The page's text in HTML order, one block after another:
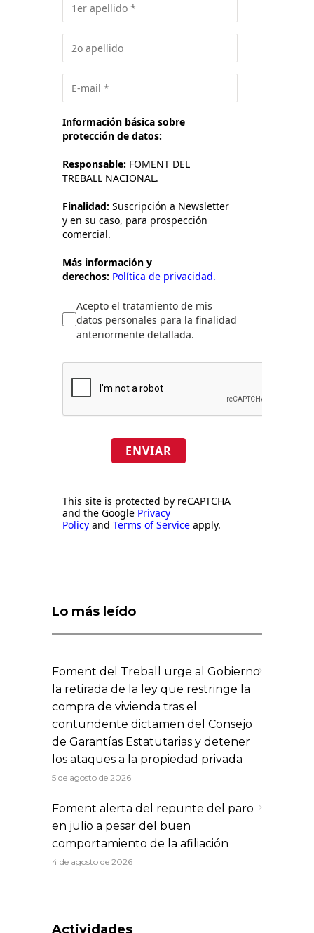
Información básica sobre
protección de datos:
Responsable: FOMENT DEL
TREBALL NACIONAL.
Finalidad: Suscripción a Newsletter
y en su caso, para prospección
comercial.
Más información y
derechos: Política de privacidad.
Acepto el tratamiento de mis
datos personales para la finalidad
anteriormente detallada.
ENVIAR
This site is protected by reCAPTCHA
and the Google Privacy
Policy and Terms of Service apply.
Lo más leído
Foment del Treball urge al Gobierno
la retirada de la ley que restringe la
compra de vivienda tras el
contundente dictamen del Consejo
de Garantías Estatutarias y detener
los ataques a la propiedad privada
5 de agosto de 2026
Foment alerta del repunte del paro
en julio a pesar del buen
comportamiento de la afiliación
4 de agosto de 2026
Actividades